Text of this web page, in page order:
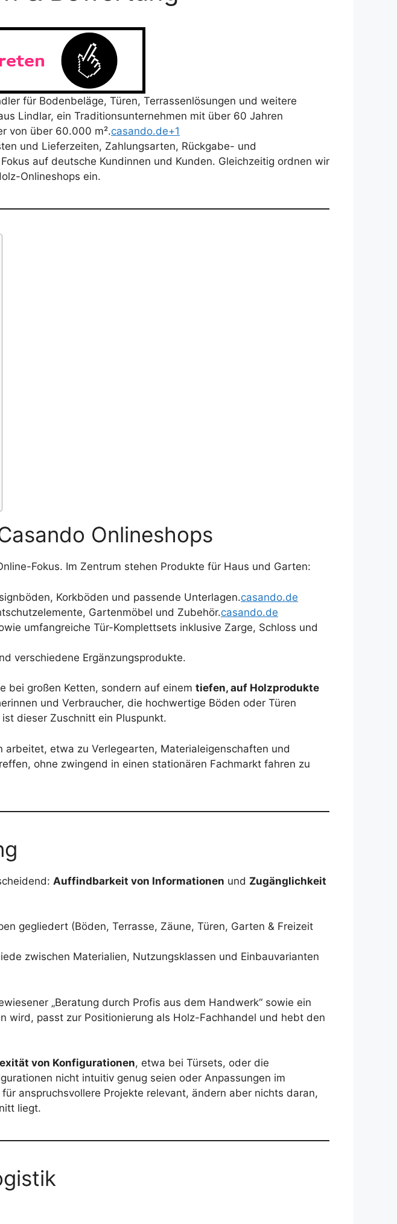
für Bodenbeläge, Türen, Terrassenlösungen und weitere
Lindlar, ein Traditionsunternehmen mit über 60 Jahren
von über 60.000 m².casando.de+1
und Lieferzeiten, Zahlungsarten, Rückgabe- und
auf deutsche Kundinnen und Kunden. Gleichzeitig ordnen wir
Onlineshops ein.
Onlineshops
Fokus. Im Zentrum stehen Produkte für Haus und Garten:
Korkböden und passende Unterlagen.casando.de
Gartenmöbel und Zubehör.casando.de
umfangreiche Tür-Komplettsets inklusive Zarge, Schloss und
verschiedene Ergänzungsprodukte.
bei großen Ketten, sondern auf einem tiefen, auf Holzprodukte
und Verbraucher, die hochwertige Böden oder Türen
dieser Zuschnitt ein Pluspunkt.
etwa zu Verlegearten, Materialeigenschaften und
ohne zwingend in einen stationären Fachmarkt fahren zu
Auffindbarkeit von Informationen und Zugänglichkeit
gegliedert (Böden, Terrasse, Zäune, Türen, Garten & Freizeit
zwischen Materialien, Nutzungsklassen und Einbauvarianten
„Beratung durch Profis aus dem Handwerk“ sowie ein
wird, passt zur Positionierung als Holz-Fachhandel und hebt den
von Konfigurationen, etwa bei Türsets, oder die
nicht intuitiv genug seien oder Anpassungen im
anspruchsvollere Projekte relevant, ändern aber nichts daran,
liegt.